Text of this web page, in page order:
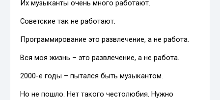
Их музыканты очень много работают.
Советские так не работают.
Программирование это развлечение, а не работа.
Вся моя жизнь – это развлечение, а не работа.
2000-е годы – пытался быть музыкантом.
Но не пошло. Нет такого честолюбия. Нужно